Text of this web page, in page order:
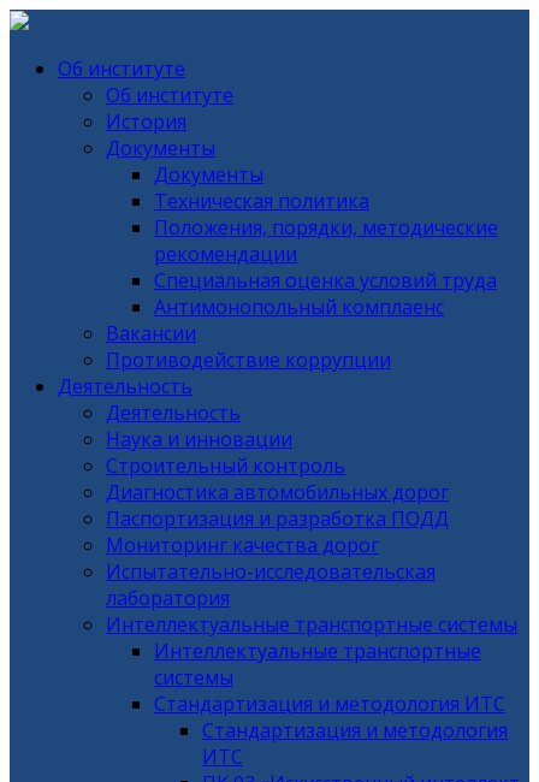
Об институте
Об институте
История
Документы
Документы
Техническая политика
Положения, порядки, методические
рекомендации
Специальная оценка условий труда
Антимонопольный комплаенс
Вакансии
Противодействие коррупции
Деятельность
Деятельность
Наука и инновации
Строительный контроль
Диагностика автомобильных дорог
Паспортизация и разработка ПОДД
Мониторинг качества дорог
Испытательно-исследовательская
лаборатория
Интеллектуальные транспортные системы
Интеллектуальные транспортные
системы
Стандартизация и методология ИТС
Стандартизация и методология
ИТС